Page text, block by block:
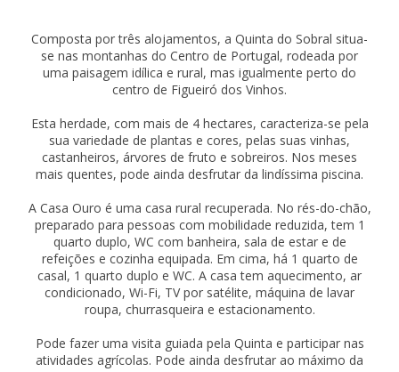
Composta por três alojamentos, a Quinta do Sobral situa-
se nas montanhas do Centro de Portugal, rodeada por
uma paisagem idílica e rural, mas igualmente perto do
centro de Figueiró dos Vinhos.
Esta herdade, com mais de 4 hectares, caracteriza-se pela
sua variedade de plantas e cores, pelas suas vinhas,
castanheiros, árvores de fruto e sobreiros. Nos meses
mais quentes, pode ainda desfrutar da lindíssima piscina.
A Casa Ouro é uma casa rural recuperada. No rés-do-chão,
preparado para pessoas com mobilidade reduzida, tem 1
quarto duplo, WC com banheira, sala de estar e de
refeições e cozinha equipada. Em cima, há 1 quarto de
casal, 1 quarto duplo e WC. A casa tem aquecimento, ar
condicionado, Wi-Fi, TV por satélite, máquina de lavar
roupa, churrasqueira e estacionamento.
Pode fazer uma visita guiada pela Quinta e participar nas
atividades agrícolas. Pode ainda desfrutar ao máximo da